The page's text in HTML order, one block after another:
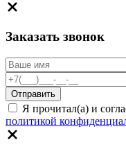
Заказать звонок
Я прочитал(а) и
политикой